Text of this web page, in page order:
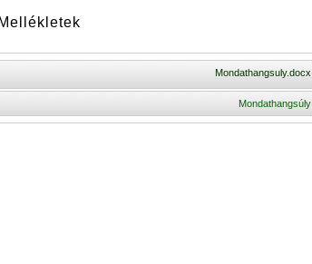
Mellékletek
Mondathangsuly.docx
Mondathangsúly